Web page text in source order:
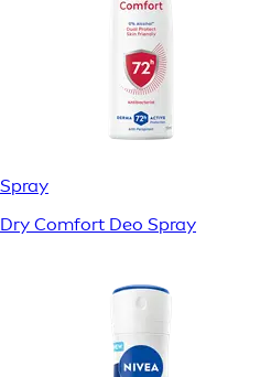
Spray
Dry Comfort Deo Spray